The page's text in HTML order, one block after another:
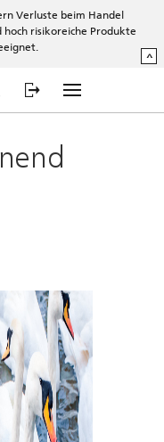
Verluste beim Handel
risikoreiche Produkte
^